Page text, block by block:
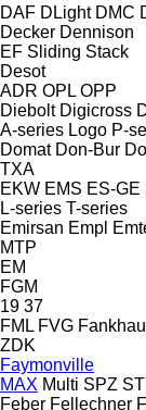
DAF DLight DMC
Decker Dennison
EF Sliding Stack
Desot
ADR OPL OPP
Diebolt Digicross
A-series Logo P-
Domat Don-Bur
TXA
EKW EMS ES-GE
L-series T-series
Emirsan Empl
MTP
EM
FGM
19 37
FML FVG
ZDK
Faymonville
MAX Multi SPZ
Feber Fellechner